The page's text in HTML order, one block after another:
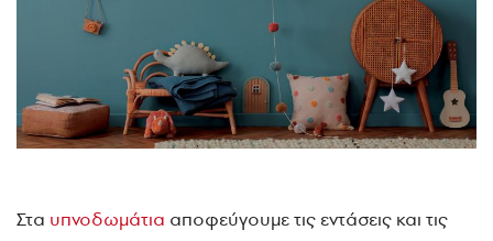
Στα υπνοδωμάτια αποφεύγουμε τις εντάσεις και τις